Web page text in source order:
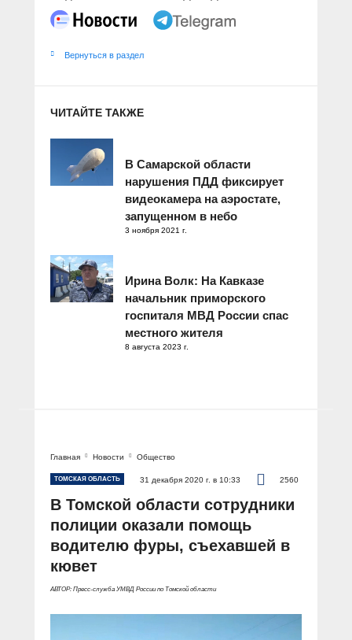
Вернуться в раздел
ЧИТАЙТЕ ТАКЖЕ
В Самарской области
нарушения ПДД фиксирует
видеокамера на аэростате,
запущенном в небо
3 ноября 2021 г.
Ирина Волк: На Кавказе
начальник приморского
госпиталя МВД России спас
местного жителя
8 августа 2023 г.
Главная Новости Общество
ТОМСКАЯ ОБЛАСТЬ 31 декабря 2020 г. в 10:33 2560
В Томской области сотрудники
полиции оказали помощь
водителю фуры, съехавшей в
кювет
АВТОР: Пресс-служба УМВД России по Томской области